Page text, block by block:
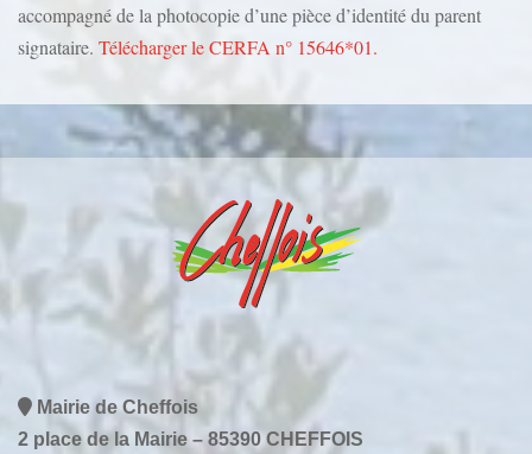
accompagné de la photocopie d’une pièce d’identité du parent
signataire. Télécharger le CERFA n° 15646*01.
Mairie de Cheffois
2 place de la Mairie – 85390 CHEFFOIS